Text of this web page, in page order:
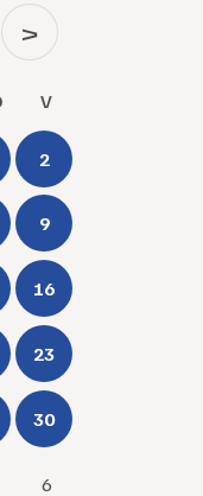
>
V
2
9
16
23
30
6